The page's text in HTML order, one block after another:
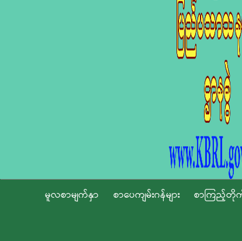
မူလစာမျက်နှာ စာပေကျမ်းဂန်များ စာကြည့်တိုက်